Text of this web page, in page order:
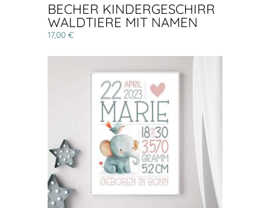
BECHER KINDERGESCHIRR
WALDTIERE MIT NAMEN
17,00 €